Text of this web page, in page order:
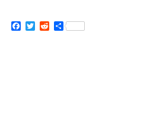
Facebook
TwitterRedditPartager